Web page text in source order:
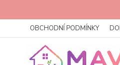
OBCHODNÍ PODMÍNKY